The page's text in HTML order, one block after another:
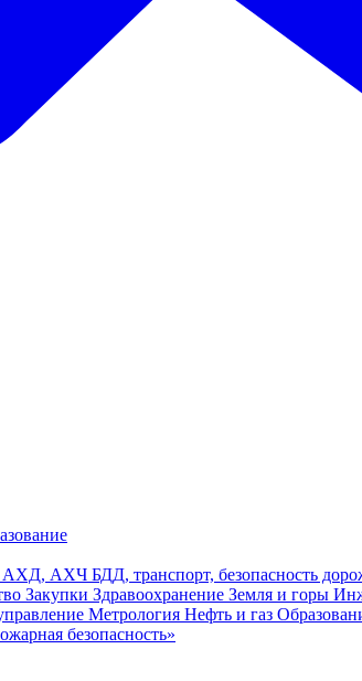
АХД, АХЧ БДД, транспорт, безопасность
Закупки Здравоохранение Земля и горы
Метрология Нефть и газ
безопасность»